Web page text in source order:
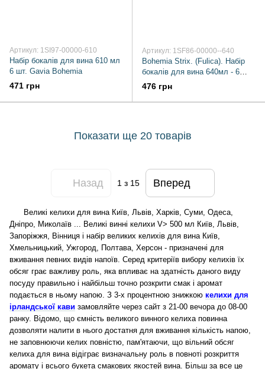
Артикул: 1SI97-00000-610
Набір бокалів для вина 610 мл
6 шт. Gavia Bohemia
471 грн
Артикул: 1SF86-00000--640
Bohemia Strix. (Fulica). Набір
бокалів для вина 640мл - 6
шт(8685)
476 грн
Показати ще 20 товарів
Назад 1з 15 Вперед
Великі келихи для вина Київ, Львів, Харків, Суми, Одеса,
Дніпро, Миколаїв ... Великі винні келихи V> 500 мл Київ, Львів,
Запоріжжя, Вінниця і набір великих келихів для вина Київ,
Хмельницький, Ужгород, Полтава, Херсон - призначені для
вживання певних видів напоїв. Серед критеріїв вибору келихів їх
обсяг грає важливу роль, яка впливає на здатність даного виду
посуду правильно і найбільш точно розкрити смак і аромат
подається в ньому напою. З 3-х процентною знижкою келихи для
ірландської кави замовляйте через сайт з 21-00 вечора до 08-00
ранку. Відомо, що ємність великого винного келиха повинна
дозволяти налити в нього достатня для вживання кількість напою,
не заповнюючи келих повністю, пам'ятаючи, що вільний обсяг
келиха для вина відіграє визначальну роль в повноті розкриття
аромату і всього букета смакових якостей вина. Більш за все це